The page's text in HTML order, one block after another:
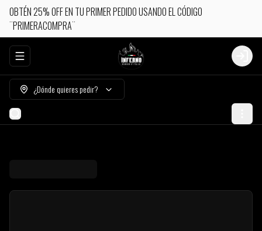
OBTÉN 25% OFF EN TU PRIMER PEDIDO USANDO EL CÓDIGO
¨PRIMERACOMPRA¨
Abrir menu de navegación Login
¿Dónde quieres pedir?